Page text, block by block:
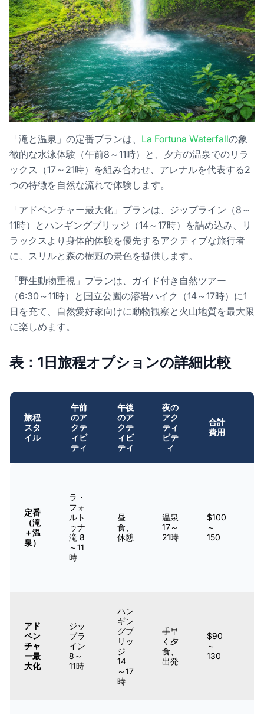
「滝と温泉」の定番プランは、 La Fortuna Waterfallの象
徴的な水泳体験（午前8～11時）と、夕方の温泉でのリラ
ックス（17～21時）を組み合わせ、アレナルを代表する2
つの特徴を自然な流れで体験します。
「アドベンチャー最大化」プランは、ジップライン（8～
11時）とハンギングブリッジ（14～17時）を詰め込み、リ
ラックスより身体的体験を優先するアクティブな旅行者
に、スリルと森の樹冠の景色を提供します。
「野生動物重視」プランは、ガイド付き自然ツアー
（6:30～11時）と国立公園の溶岩ハイク（14～17時）に1
日を充て、自然愛好家向けに動物観察と火山地質を最大限
に楽しめます。
表：1日旅程オプションの詳細比較
旅程
スタ
イル
午前
のア
クテ
ィビ
ティ
午後
のア
クテ
ィビ
ティ
夜の
アク
ティ
ビテ
ィ
合計
費用
定番
（滝
＋温
泉）
ラ・
フォ
ルト
ゥナ
滝 8
～11
時
昼
食、
休憩
温泉
17～
21時
$100
～
150
アド
ベン
チャ
ー最
大化
ジッ
プラ
イン
8～
11時
ハン
ギン
グブ
リッ
ジ
14
～17
時
手早
く夕
食、
出発
$90
～
130